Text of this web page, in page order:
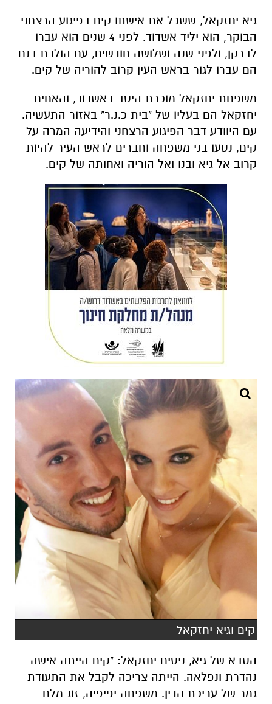
גיא יחזקאל, ששכל את אישתו קים בפיגוע הרצחני
הבוקר, הוא יליד אשדוד. לפני 4 שנים הוא עברו
לברקן, ולפני שנה ושלושה חודשים, עם הולדת בנם
הם עברו לגור בראש העין קרוב להוריה של קים.
משפחת יחזקאל מוכרת היטב באשדוד, והאחים
יחזקאל הם בעליו של "בית כ.נ.ר" באזור התעשיה.
עם היוודע דבר הפיגוע הרצחני והידיעה המרה על
קים, נסעו בני משפחה וחברים לראש העיר להיות
קרוב אל גיא ובנו ואל הוריה ואחותה של קים.
קים וגיא יחזקאל
הסבא של גיא, ניסים יחזקאל: "קים הייתה אישה
נהדרת ונפלאה. הייתה צריכה לקבל את התעודת
גמר של עריכת הדין. משפחה יפיפיה, זוג מלח